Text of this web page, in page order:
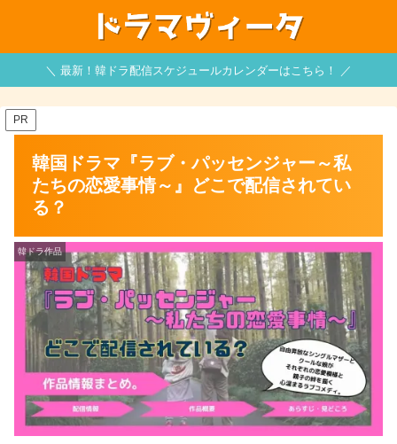
＼ 最新！韓ドラ配信スケジュールカレンダーはこちら！ ／
PR
韓国ドラマ『ラブ・パッセンジャー～私
たちの恋愛事情～』どこで配信されてい
る？
韓ドラ作品